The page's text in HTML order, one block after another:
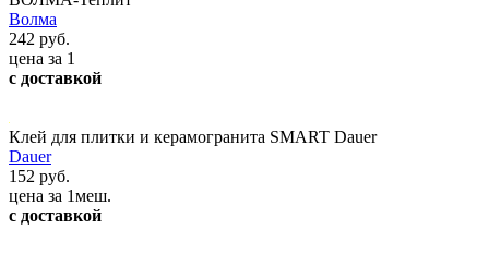
Волма
242 руб.
цена за 1
с доставкой
Клей для плитки и керамогранита SMART Dauer
Dauer
152 руб.
цена за 1меш.
с доставкой